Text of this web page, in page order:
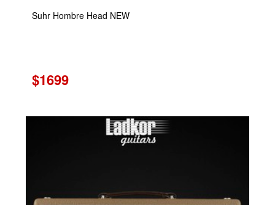
Suhr Hombre Head NEW
$1699